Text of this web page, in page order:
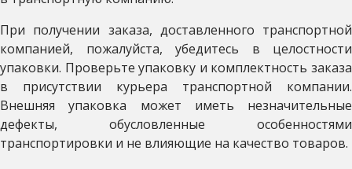
При получении заказа, доставленного транспортной
компанией, пожалуйста, убедитесь в целостности
упаковки. Проверьте упаковку и комплектность заказа
в присутствии курьера транспортной компании.
Внешняя упаковка может иметь незначительные
дефекты, обусловленные особенностями
транспортировки и не влияющие на качество товаров.